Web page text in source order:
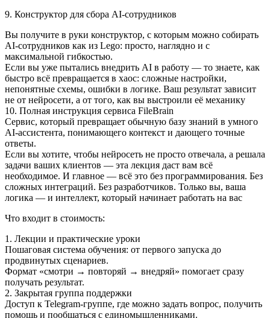
9. Конструктор для сбора AI-сотрудников
Вы получите в руки конструктор, с которым можно собирать
AI‑сотрудников как из Lego: просто, наглядно и с
максимальной гибкостью.
Если вы уже пытались внедрить AI в работу — то знаете, как
быстро всё превращается в хаос: сложные настройки,
непонятные схемы, ошибки в логике. Ваш результат зависит
не от нейросети, а от того, как вы выстроили её механику
10. Полная инструкция сервиса FileBrain
Сервис, который превращает обычную базу знаний в умного
AI‑ассистента, понимающего контекст и дающего точные
ответы.
Если вы хотите, чтобы нейросеть не просто отвечала, а решала
задачи ваших клиентов — эта лекция даст вам всё
необходимое. И главное — всё это без программирования. Без
сложных интеграций. Без разработчиков. Только вы, ваша
логика — и интеллект, который начинает работать на вас
Что входит в стоимость:
1. Лекции и практические уроки
Пошаговая система обучения: от первого запуска до
продвинутых сценариев.
Формат «смотри → повторяй → внедряй» помогает сразу
получать результат.
2. Закрытая группа поддержки
Доступ к Telegram-группе, где можно задать вопрос, получить
помощь и пообщаться с единомышленниками.